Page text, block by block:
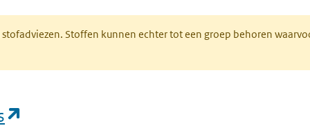
stofadviezen. Stoffen kunnen echter tot een groep behoren